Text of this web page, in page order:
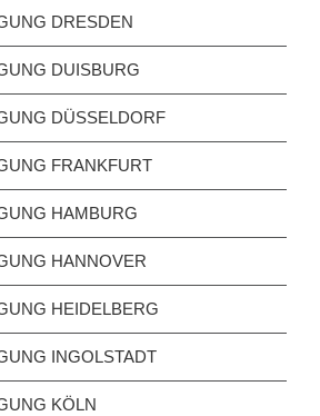
DRESDEN
DUISBURG
DÜSSELDORF
FRANKFURT
HAMBURG
HANNOVER
HEIDELBERG
INGOLSTADT
KÖLN